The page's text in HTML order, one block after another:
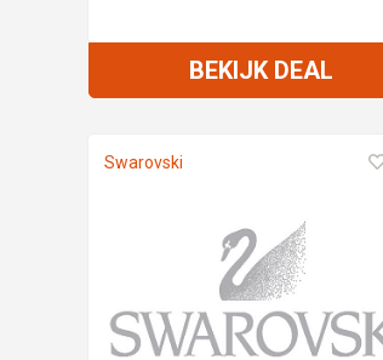
BEKIJK DEAL
Swarovski